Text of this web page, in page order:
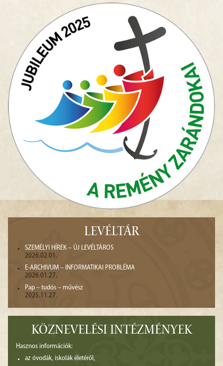
LEVÉLTÁR
SZEMÉLYI HÍREK – ÚJ LEVÉLTÁROS
2026.02.01.
E-ARCHIVUM – INFORMATIKAI PROBLÉMA
2026.01.27.
Pap – tudós – művész
2025.11.27.
KÖZNEVELÉSI INTÉZMÉNYEK
Hasznos információk:
az óvodák, iskolák életéről,